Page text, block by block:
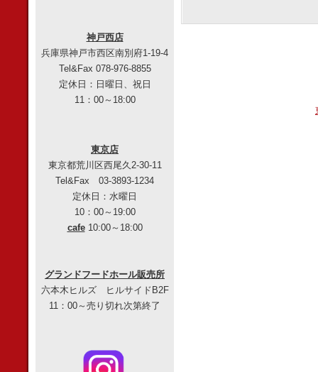
神戸西店
兵庫県神戸市西区南別府1-19-4
Tel&Fax 078-976-8855
定休日：日曜日、祝日
11：00～18:00
東京店
東京都荒川区西尾久2-30-11
Tel&Fax 03-3893-1234
定休日：水曜日
10：00～19:00
cafe10:00～18:00
グランドフードホール販売所
六本木ヒルズ ヒルサイドB2F
11：00～売り切れ次第終了